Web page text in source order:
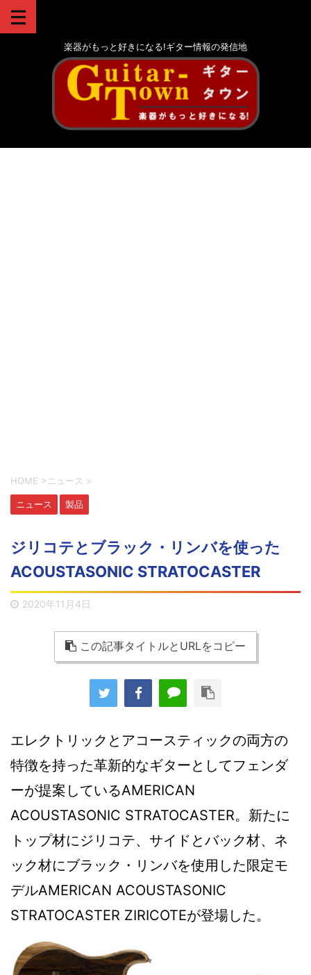
楽器がもっと好きになる!ギター情報の発信地
HOME > ニュース >
ニュース 製品
ジリコテとブラック・リンバを使った
ACOUSTASONIC STRATOCASTER
2020年11月4日
この記事タイトルとURLをコピー
エレクトリックとアコースティックの両方の
特徴を持った革新的なギターとしてフェンダ
ーが提案しているAMERICAN
ACOUSTASONIC STRATOCASTER。新たに
トップ材にジリコテ、サイドとバック材、ネ
ック材にブラック・リンバを使用した限定モ
デルAMERICAN ACOUSTASONIC
STRATOCASTER ZIRICOTEが登場した。